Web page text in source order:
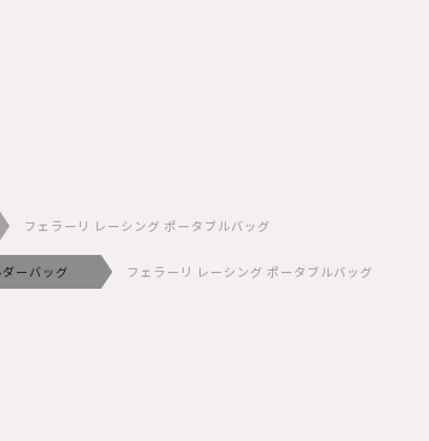
フェラーリ レーシング ポータブルバッグ
ーバッグ フェラーリ レーシング ポータブルバッグ